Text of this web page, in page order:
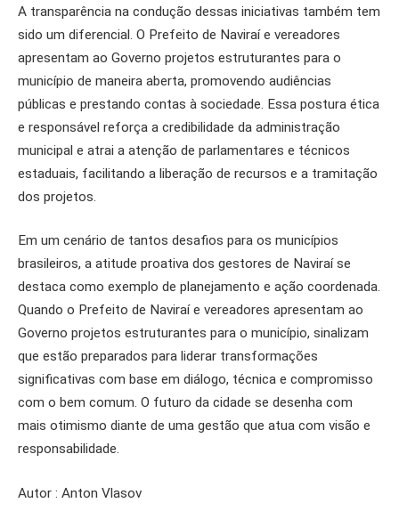
A transparência na condução dessas iniciativas também tem
sido um diferencial. O Prefeito de Naviraí e vereadores
apresentam ao Governo projetos estruturantes para o
município de maneira aberta, promovendo audiências
públicas e prestando contas à sociedade. Essa postura ética
e responsável reforça a credibilidade da administração
municipal e atrai a atenção de parlamentares e técnicos
estaduais, facilitando a liberação de recursos e a tramitação
dos projetos.
Em um cenário de tantos desafios para os municípios
brasileiros, a atitude proativa dos gestores de Naviraí se
destaca como exemplo de planejamento e ação coordenada.
Quando o Prefeito de Naviraí e vereadores apresentam ao
Governo projetos estruturantes para o município, sinalizam
que estão preparados para liderar transformações
significativas com base em diálogo, técnica e compromisso
com o bem comum. O futuro da cidade se desenha com
mais otimismo diante de uma gestão que atua com visão e
responsabilidade.
Autor : Anton Vlasov